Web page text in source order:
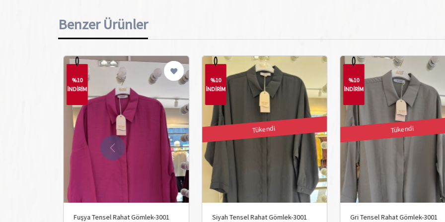
Benzer Ürünler
%10
İNDİRİM
Tükendi
Siyah Tensel Rahat Gömlek-3001
%10
İNDİRİM
Gri Tensel Rahat Gömlek-3001
%50
İNDİRİM
Siyah Taş İşleme